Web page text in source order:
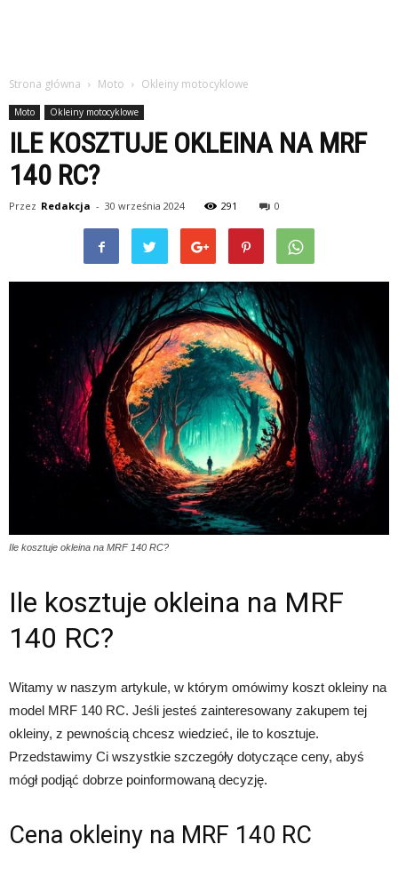
Strona główna Moto Okleiny motocyklowe
Moto Okleiny motocyklowe
ILE KOSZTUJE OKLEINA NA MRF
140 RC?
Przez Redakcja - 30 września 2024 291 0
Ile kosztuje okleina na MRF 140 RC?
Ile kosztuje okleina na MRF
140 RC?
Witamy w naszym artykule, w którym omówimy koszt okleiny na
model MRF 140 RC. Jeśli jesteś zainteresowany zakupem tej
okleiny, z pewnością chcesz wiedzieć, ile to kosztuje.
Przedstawimy Ci wszystkie szczegóły dotyczące ceny, abyś
mógł podjąć dobrze poinformowaną decyzję.
Cena okleiny na MRF 140 RC